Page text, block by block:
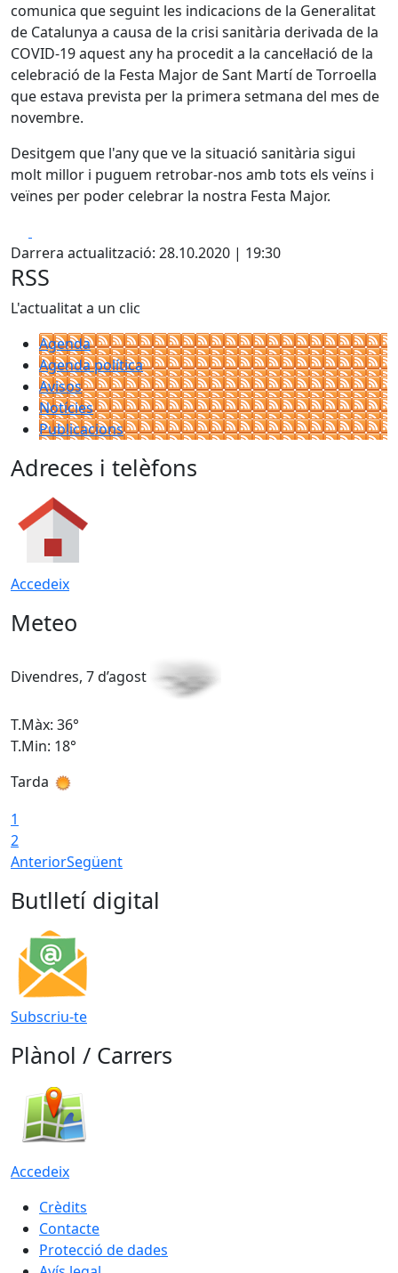
comunica que seguint les indicacions de la Generalitat
de Catalunya a causa de la crisi sanitària derivada de la
COVID-19 aquest any ha procedit a la cancel·lació de la
celebració de la Festa Major de Sant Martí de Torroella
que estava prevista per la primera setmana del mes de
novembre.
Desitgem que l'any que ve la situació sanitària sigui
molt millor i puguem retrobar-nos amb tots els veïns i
veïnes per poder celebrar la nostra Festa Major.
Darrera actualització: 28.10.2020 | 19:30
RSS
L'actualitat a un clic
Agenda
Agenda política
Avisos
Notícies
Publicacions
Adreces i telèfons
Accedeix
Meteo
Divendres, 7 d’agost
T.Màx: 36°
T.Min: 18°
Tarda
1
2
AnteriorSegüent
Butlletí digital
Subscriu-te
Plànol / Carrers
Accedeix
Crèdits
Contacte
Protecció de dades